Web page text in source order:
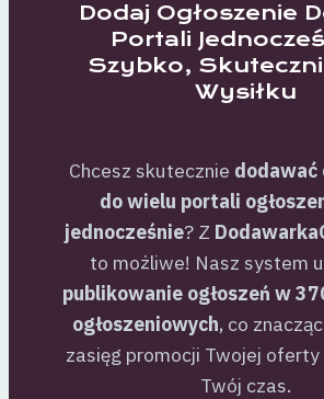
Dodaj Ogłoszenie
Portali
Szybko,
Wysiłku
Chcesz skutecznie dodawać
do wielu portali
jednocześnie? Z
to możliwe! Nasz system
publikowanie ogłoszeń w
ogłoszeniowych, co
zasięg promocji Twojej
Twój czas.